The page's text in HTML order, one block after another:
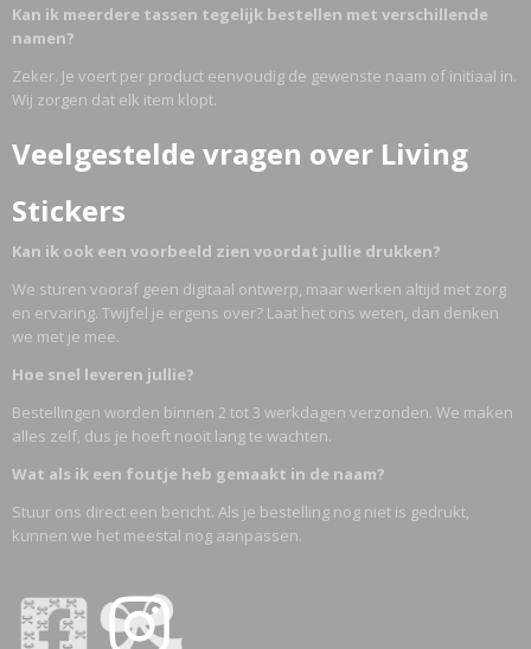
Kan ik meerdere tassen tegelijk bestellen met verschillende
namen?
Zeker. Je voert per product eenvoudig de gewenste naam of initiaal in.
Wij zorgen dat elk item klopt.
Veelgestelde vragen over Living
Stickers
Kan ik ook een voorbeeld zien voordat jullie drukken?
We sturen vooraf geen digitaal ontwerp, maar werken altijd met zorg
en ervaring. Twijfel je ergens over? Laat het ons weten, dan denken
we met je mee.
Hoe snel leveren jullie?
Bestellingen worden binnen 2 tot 3 werkdagen verzonden. We maken
alles zelf, dus je hoeft nooit lang te wachten.
Wat als ik een foutje heb gemaakt in de naam?
Stuur ons direct een bericht. Als je bestelling nog niet is gedrukt,
kunnen we het meestal nog aanpassen.